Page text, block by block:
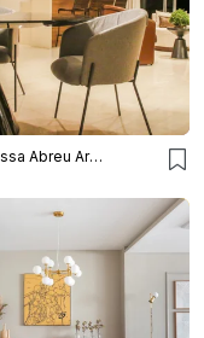
Larissa Abreu Arquitetura